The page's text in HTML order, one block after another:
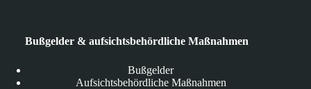
Bußgelder & aufsichtsbehördliche Maßnahmen
Bußgelder
Aufsichtsbehördliche Maßnahmen